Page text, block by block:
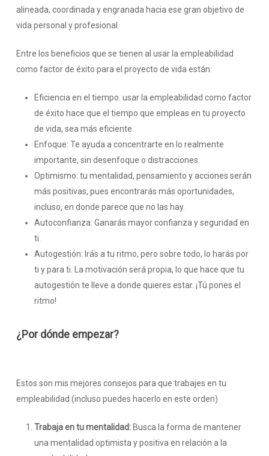
alineada, coordinada y engranada hacia ese gran objetivo de
vida personal y profesional.
Entre los beneficios que se tienen al usar la empleabilidad
como factor de éxito para el proyecto de vida están:
Eficiencia en el tiempo: usar la empleabilidad como factor
de éxito hace que el tiempo que empleas en tu proyecto
de vida, sea más eficiente.
Enfoque: Te ayuda a concentrarte en lo realmente
importante, sin desenfoque o distracciones.
Optimismo: tu mentalidad, pensamiento y acciones serán
más positivas, pues encontrarás más oportunidades,
incluso, en donde parece que no las hay.
Autoconfianza: Ganarás mayor confianza y seguridad en
ti.
Autogestión: Irás a tu ritmo, pero sobre todo, lo harás por
ti y para ti. La motivación será propia, lo que hace que tu
autogestión te lleve a donde quieres estar. ¡Tú pones el
ritmo!
¿Por dónde empezar?
Estos son mis mejores consejos para que trabajes en tu
empleabilidad (incluso puedes hacerlo en este orden)
Trabaja en tu mentalidad:Busca la forma de mantener
una mentalidad optimista y positiva en relación a la